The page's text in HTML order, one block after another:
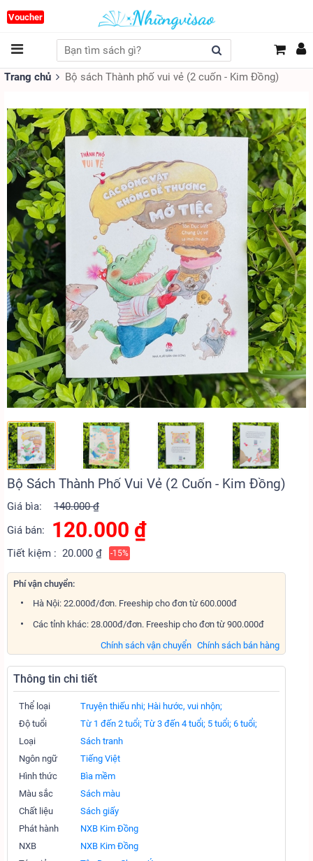
Voucher
Trang chủ Bộ sách Thành phố vui vẻ (2 cuốn - Kim Đồng)
Bộ Sách Thành Phố Vui Vẻ (2 Cuốn - Kim Đồng)
Giá bìa:
140.000 ₫
Giá bán:
120.000 ₫
Tiết kiệm : 20.000 ₫ -15%
Phí vận chuyển:
Hà Nội: 22.000đ/đơn. Freeship cho đơn từ 600.000đ
Các tỉnh khác: 28.000đ/đơn. Freeship cho đơn từ 900.000đ
Chính sách bán hàng
Chính sách vận chuyển
Thông tin chi tiết
Thể loại Truyện thiếu nhi; Hài hước, vui nhộn;
Độ tuổi
Từ 1 đến 2 tuổi; Từ 3 đến 4 tuổi; 5 tuổi; 6 tuổi;
Loại
Sách tranh
Ngôn ngữ
Tiếng Việt
Hình thức
Bìa mềm
Màu sắc
Sách màu
Chất liệu
Sách giấy
Phát hành
NXB Kim Đồng
NXB
NXB Kim Đồng